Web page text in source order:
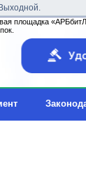
площадка